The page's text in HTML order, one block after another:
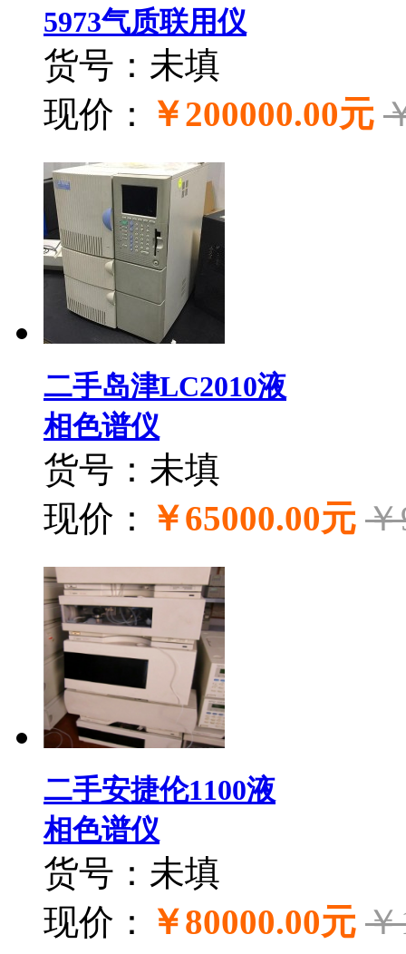
5973气质联用仪
货号：未填
现价：
￥200000.00元
二手岛津LC2010液
相色谱仪
货号：未填
现价：
￥65000.00元
二手安捷伦1100液
相色谱仪
货号：未填
现价：
￥80000.00元